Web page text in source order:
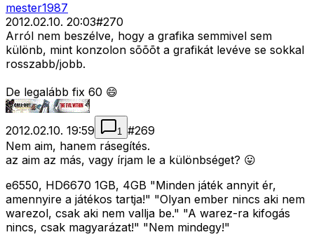
mester1987
2012.02.10. 20:03#270
Arról nem beszélve, hogy a grafika semmivel sem
különb, mint konzolon sõõõt a grafikát levéve se sokkal
rosszabb/jobb.
De legalább fix 60 😄
2012.02.10. 19:59 1 #269
Nem aim, hanem rásegítés.
az aim az más, vagy írjam le a különbséget? 😛
e6550, HD6670 1GB, 4GB "Minden játék annyit ér,
amennyire a játékos tartja!" "Olyan ember nincs aki nem
warezol, csak aki nem vallja be." "A warez-ra kifogás
nincs, csak magyarázat!" "Nem mindegy!"